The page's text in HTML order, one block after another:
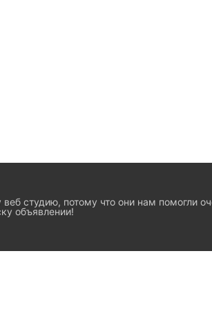
студию, потому что они нам помогли
объявлении!